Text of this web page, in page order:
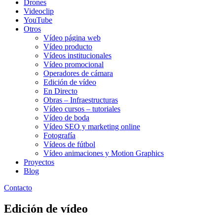
Drones
Videoclip
YouTube
Otros
Vídeo página web
Vídeo producto
Vídeos institucionales
Vídeo promocional
Operadores de cámara
Edición de vídeo
En Directo
Obras – Infraestructuras
Vídeo cursos – tutoriales
Vídeo de boda
Vídeo SEO y marketing online
Fotografía
Vídeos de fútbol
Vídeo animaciones y Motion Graphics
Proyectos
Blog
Contacto
Edición de vídeo